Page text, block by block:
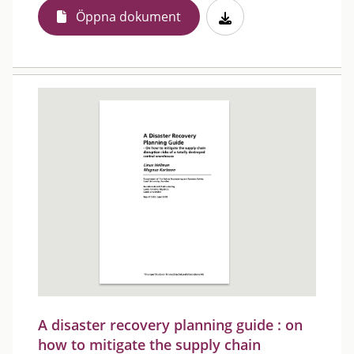
Öppna dokument
A disaster recovery planning guide : on
how to mitigate the supply chain